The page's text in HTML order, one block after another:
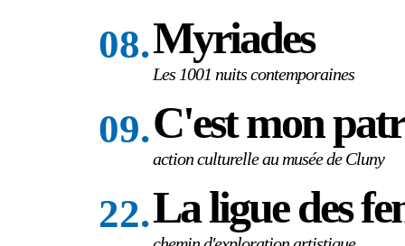
08.Myriades
Les 1001 nuits contemporaines
09.C'est mon
action culturelle au musée de Cluny
22.La ligue des